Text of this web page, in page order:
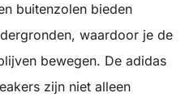
buitenzolen bieden
waardoor je de
bewegen. De adidas
zijn niet alleen